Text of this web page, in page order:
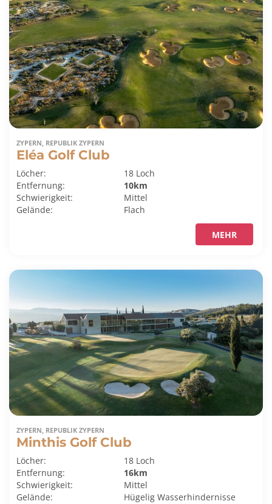
ZYPERN, REPUBLIK ZYPERN
Eléa Golf Club
Löcher:
18 Loch
Entfernung:
10km
Schwierigkeit:
Mittel
Gelände:
Flach
MEHR
ZYPERN, REPUBLIK ZYPERN
Minthis Golf Club
Löcher:
18 Loch
Entfernung:
16km
Schwierigkeit:
Mittel
Gelände:
HügeligWasserhindernisse